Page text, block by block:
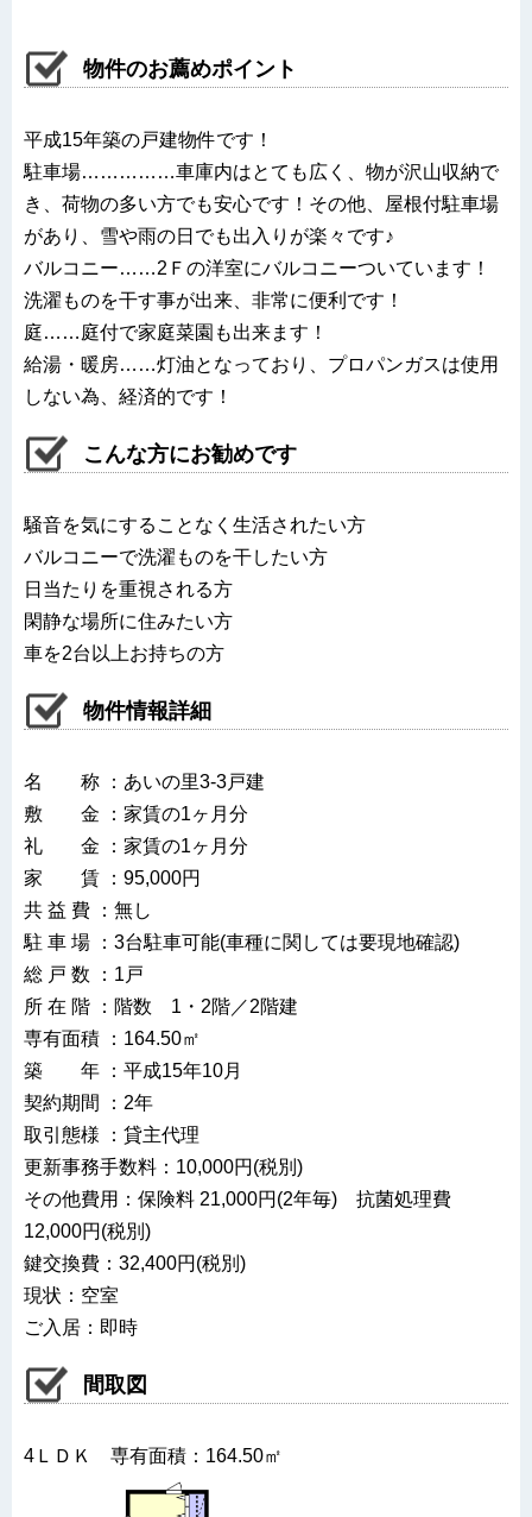
物件のお薦めポイント
平成15年築の戸建物件です！
駐車場……………車庫内はとても広く、物が沢山収納で
き、荷物の多い方でも安心です！その他、屋根付駐車場
があり、雪や雨の日でも出入りが楽々です♪
バルコニー……2Ｆの洋室にバルコニーついています！
洗濯ものを干す事が出来、非常に便利です！
庭……庭付で家庭菜園も出来ます！
給湯・暖房……灯油となっており、プロパンガスは使用
しない為、経済的です！
こんな方にお勧めです
騒音を気にすることなく生活されたい方
バルコニーで洗濯ものを干したい方
日当たりを重視される方
閑静な場所に住みたい方
車を2台以上お持ちの方
物件情報詳細
名 称 ：あいの里3-3戸建
敷 金 ：家賃の1ヶ月分
礼 金 ：家賃の1ヶ月分
家 賃 ：95,000円
共 益 費 ：無し
駐 車 場 ：3台駐車可能(車種に関しては要現地確認)
総 戸 数 ：1戸
所 在 階 ：階数 1・2階／2階建
専有面積 ：164.50㎡
築 年 ：平成15年10月
契約期間 ：2年
取引態様 ：貸主代理
更新事務手数料：10,000円(税別)
その他費用：保険料 21,000円(2年毎) 抗菌処理費
12,000円(税別)
鍵交換費：32,400円(税別)
現状：空室
ご入居：即時
間取図
4ＬＤＫ 専有面積：164.50㎡